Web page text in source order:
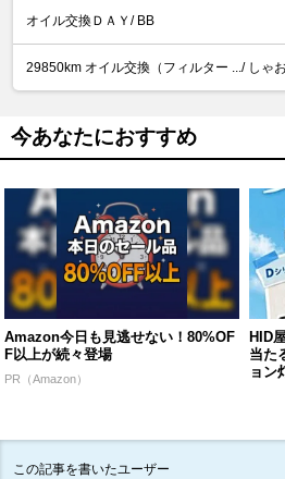
オイル交換ＤＡＹ/ ΒΒ
29850km オイル交換（フィルター .../ しゃ
今あなたにおすすめ
Amazon今日も見逃せない！80%OF
F以上が続々登場
PR（Amazon）
HID
当た
ョン
この記事を書いたユーザー